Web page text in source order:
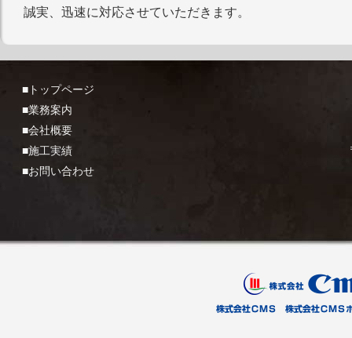
誠実、迅速に対応させていただきます。
■トップページ
■業務案内
■会社概要
■施工実績
■お問い合わせ